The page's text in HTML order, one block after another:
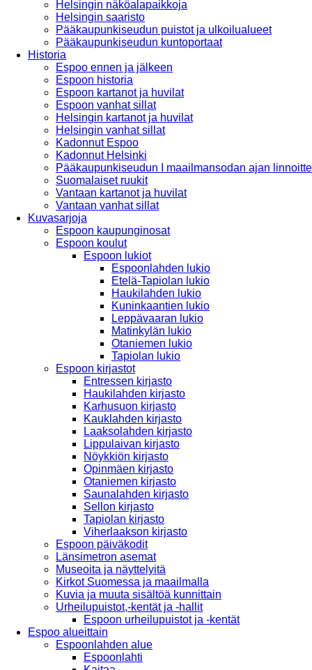
Helsingin näköalapaikkoja
Helsingin saaristo
Pääkaupunkiseudun puistot ja ulkoilualueet
Pääkaupunkiseudun kuntoportaat
Historia
Espoo ennen ja jälkeen
Espoon historia
Espoon kartanot ja huvilat
Espoon vanhat sillat
Helsingin kartanot ja huvilat
Helsingin vanhat sillat
Kadonnut Espoo
Kadonnut Helsinki
Pääkaupunkiseudun I maailmansodan ajan
Suomalaiset ruukit
Vantaan kartanot ja huvilat
Vantaan vanhat sillat
Kuvasarjoja
Espoon kaupunginosat
Espoon koulut
Espoon lukiot
Espoonlahden lukio
Etelä-Tapiolan lukio
Haukilahden lukio
Kuninkaantien lukio
Leppävaaran lukio
Matinkylän lukio
Otaniemen lukio
Tapiolan lukio
Espoon kirjastot
Entressen kirjasto
Haukilahden kirjasto
Karhusuon kirjasto
Kauklahden kirjasto
Laaksolahden kirjasto
Lippulaivan kirjasto
Nöykkiön kirjasto
Opinmäen kirjasto
Otaniemen kirjasto
Saunalahden kirjasto
Sellon kirjasto
Tapiolan kirjasto
Viherlaakson kirjasto
Espoon päiväkodit
Länsimetron asemat
Museoita ja näyttelyitä
Kirkot Suomessa ja maailmalla
Kuvia ja muuta sisältöä kunnittain
Urheilupuistot,-kentät ja -hallit
Espoon urheilupuistot ja -kentät
Espoo alueittain
Espoonlahden alue
Espoonlahti